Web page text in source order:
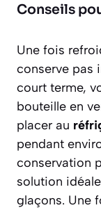
Conseils
Une fois
conserve pas
court terme,
bouteille en
placer au
pendant
conservation
solution
glaçons. Une